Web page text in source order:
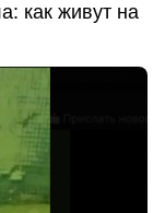
как живут на